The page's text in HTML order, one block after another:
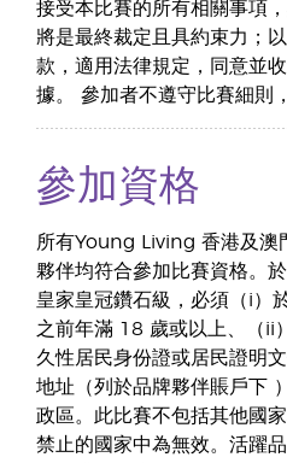
接受本比賽的所有相關事項
將是最終裁定且具約束力；
款，適用法律規定，同意並
據。 參加者不遵守比賽細則
參加資格
所有Young Living 香港及澳
夥伴均符合參加比賽資格。
皇家皇冠鑽石級，必須（i
之前年滿 18 歲或以上、（ii
久性居民身份證或居民證明
地址（列於品牌夥伴賬戶下
政區。此比賽不包括其他國
禁止的國家中為無效。活躍